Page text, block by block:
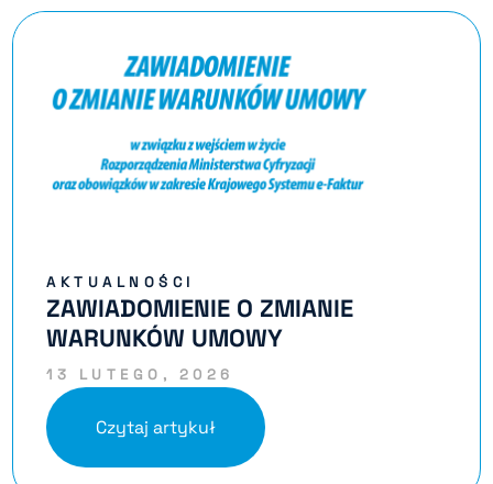
AKTUALNOŚCI
ZAWIADOMIENIE O ZMIANIE
WARUNKÓW UMOWY
13 LUTEGO, 2026
Czytaj artykuł